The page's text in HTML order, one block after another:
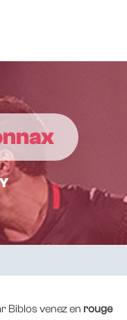
Biblos venez en rouge